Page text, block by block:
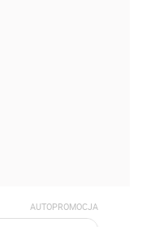
AUTOPROMOCJA